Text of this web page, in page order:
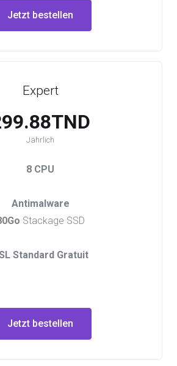
Jetzt bestellen
Expert
Jährlich
8 CPU
Antimalware
Stackage SSD
Standard Gratuit
Jetzt bestellen